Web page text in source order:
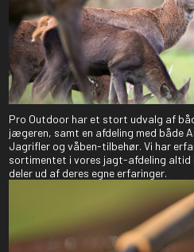
Pro Outdoor har et stort udvalg af
jægeren, samt en afdeling med både
Jagrifler og våben-tilbehør. Vi har
sortimentet i vores jagt-afdeling altid
deler ud af deres egne erfaringer.